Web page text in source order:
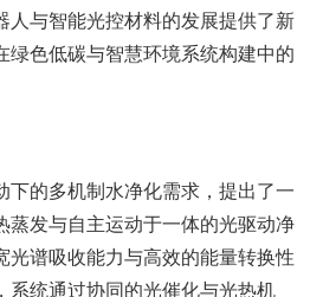
人与智能光控材料的发展提供了新
绿色低碳与智慧环境系统构建中的
下的多机制水净化需求，提出了一
蒸发与自主运动于一体的光驱动净
光谱吸收能力与高效的能量转换性
系统通过协同的光催化与光热机